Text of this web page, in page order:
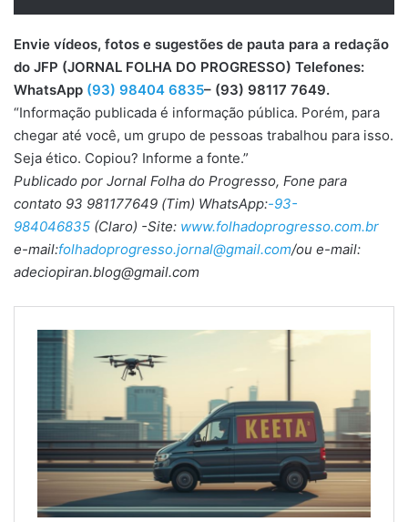
Envie vídeos, fotos e sugestões de pauta para a redação
do JFP (JORNAL FOLHA DO PROGRESSO) Telefones:
WhatsApp (93) 98404 6835– (93) 98117 7649.
“Informação publicada é informação pública. Porém, para
chegar até você, um grupo de pessoas trabalhou para isso.
Seja ético. Copiou? Informe a fonte.”
Publicado por Jornal Folha do Progresso, Fone para
contato 93 981177649 (Tim) WhatsApp:-93-
984046835 (Claro) -Site: www.folhadoprogresso.com.br
e-mail:folhadoprogresso.jornal@gmail.com/ou e-mail:
adeciopiran.blog@gmail.com